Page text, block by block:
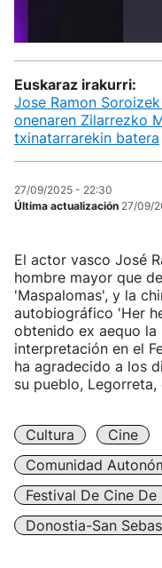
Euskaraz irakurri:
Jose Ramon
onenaren Zilarrezko
txinatarrarekin batera
27/09/2025 - 22:30
Última actualización 27/09/
El actor vasco José
hombre mayor que
'Maspalomas', y la
autobiográfico 'Her
obtenido ex aequo la
interpretación en el
ha agradecido a los
su pueblo, Legorreta,
Cultura
Cine
Comunidad
Festival De Cine De
Donostia-San